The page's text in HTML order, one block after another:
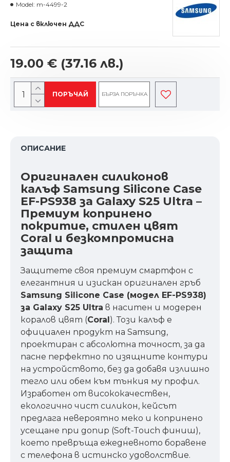
19.00 € (37.16 лв.)
Model: m-4499-2
Цена с включен ДДС
ПОРЪЧАЙ БЪРЗА ПОРЪЧКА
ОПИСАНИЕ
Оригинален силиконов
калъф Samsung Silicone Case
EF-PS938 за Galaxy S25 Ultra –
Премиум копринено
покритие, стилен цвят
Coral и безкомпромисна
защита
Защитете своя премиум смартфон с
елегантния и изискан оригинален гръб
Samsung Silicone Case (модел EF-PS938)
за Galaxy S25 Ultra в наситен и модерен
коралов цвят (Coral). Този калъф е
официален продукт на Samsung,
проектиран с абсолютна точност, за да
пасне перфектно по изящните контури
на устройството, без да добавя излишно
тегло или обем към тънкия му профил.
Изработен от висококачествен,
екологично чист силикон, кейсът
предлага невероятно меко и копринено
усещане при допир (Soft-Touch финиш),
което превръща ежедневното боравене
с телефона в истинско удоволствие.